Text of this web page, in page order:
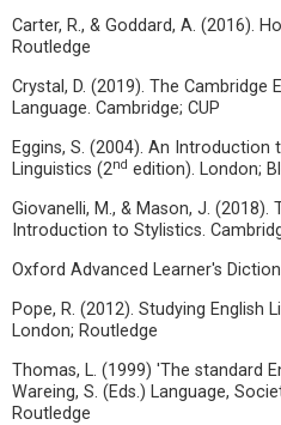
Carter, R., & Goddard, A. (2016).
Routledge
Crystal, D. (2019). The Cambridge
Language. Cambridge; CUP
Eggins, S. (2004). An Introduction
Linguistics (2nd edition). London;
Giovanelli, M., & Mason, J.
Introduction to Stylistics.
Oxford Advanced Learner's
Pope, R. (2012). Studying English
London; Routledge
Thomas, L. (1999) 'The standard
Wareing, S. (Eds.) Language,
Routledge